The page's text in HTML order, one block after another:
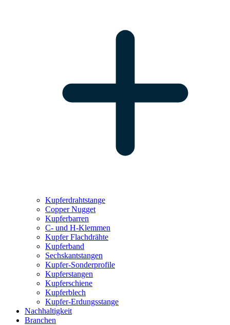
Kupferdrahtstange
Copper Nugget
Kupferbarren
C- und H-Klemmen
Kupfer Flachdrähte
Kupferband
Sechskantstangen
Kupfer-Sonderprofile
Kupferstangen
Kupferschiene
Kupferblech
Kupfer-Erdungsstange
Nachhaltigkeit
Branchen